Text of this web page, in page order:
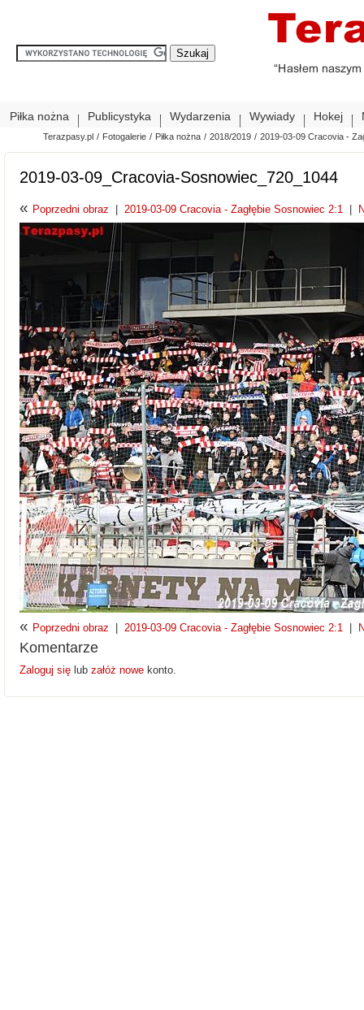
Piłka nożna Publicystyka Wydarzenia Wywiady Hokej
Terazpasy.pl / Fotogalerie / Piłka nożna / 2018/2019 / 2019-03-09 Cracovia -
2019-03-09_Cracovia-Sosnowiec_720_1044
« Poprzedni obraz 2019-03-09 Cracovia - Zagłębie Sosnowiec 2:1
« Poprzedni obraz 2019-03-09 Cracovia - Zagłębie Sosnowiec 2:1
Komentarze
Zaloguj się lub załóż nowe konto.